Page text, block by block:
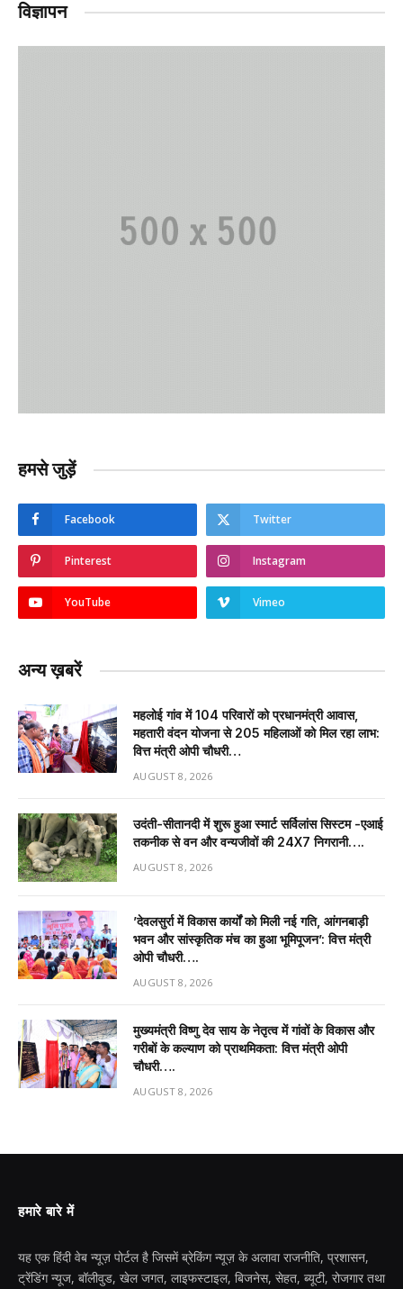
विज्ञापन
हमसे जुड़ें
Facebook Twitter
Pinterest Instagram
YouTube Vimeo
अन्य ख़बरें
महलोई गांव में 104 परिवारों को प्रधानमंत्री आवास,
महतारी वंदन योजना से 205 महिलाओं को मिल रहा लाभ:
वित्त मंत्री ओपी चौधरी…
AUGUST 8, 2026
उदंती-सीतानदी में शुरू हुआ स्मार्ट सर्विलांस सिस्टम -एआई
तकनीक से वन और वन्यजीवों की 24X7 निगरानी….
AUGUST 8, 2026
’देवलसुर्रा में विकास कार्यों को मिली नई गति, आंगनबाड़ी
भवन और सांस्कृतिक मंच का हुआ भूमिपूजन’: वित्त मंत्री
ओपी चौधरी….
AUGUST 8, 2026
मुख्यमंत्री विष्णु देव साय के नेतृत्व में गांवों के विकास और
गरीबों के कल्याण को प्राथमिकता: वित्त मंत्री ओपी
चौधरी….
AUGUST 8, 2026
हमारे बारे में
यह एक हिंदी वेब न्यूज़ पोर्टल है जिसमें ब्रेकिंग न्यूज़ के अलावा राजनीति, प्रशासन,
ट्रेंडिंग न्यूज, बॉलीवुड, खेल जगत, लाइफस्टाइल, बिजनेस, सेहत, ब्यूटी, रोजगार तथा